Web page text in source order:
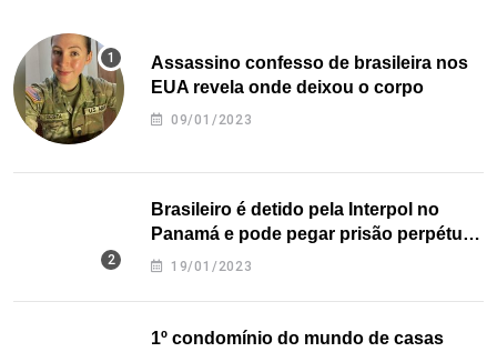
Assassino confesso de brasileira nos
EUA revela onde deixou o corpo
09/01/2023
Brasileiro é detido pela Interpol no
Panamá e pode pegar prisão perpétua
nos EUA
19/01/2023
1º condomínio do mundo de casas